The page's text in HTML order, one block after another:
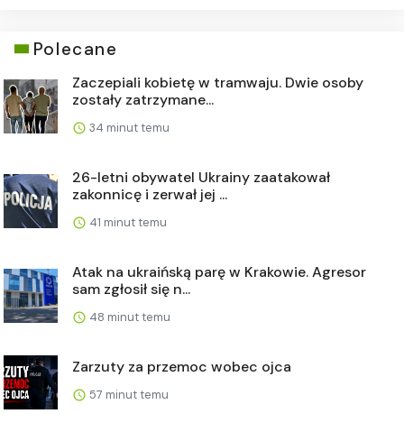
Polecane
Zaczepiali kobietę w tramwaju. Dwie osoby
zostały zatrzymane...
34 minut temu
26-letni obywatel Ukrainy zaatakował
zakonnicę i zerwał jej ...
41 minut temu
Atak na ukraińską parę w Krakowie. Agresor
sam zgłosił się n...
48 minut temu
Zarzuty za przemoc wobec ojca
57 minut temu